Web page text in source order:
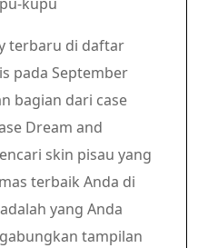
terbaru di daftar
pada September
bagian dari case
Dream and
skin pisau yang
terbaik Anda di
yang Anda
tampilan